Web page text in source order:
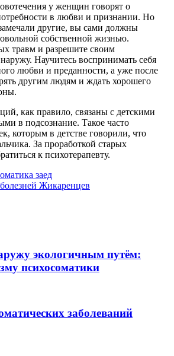
у женщин говорят о
в любви и признании. Но
другие, вы сами должны
собственной жизнью.
травм и разрешите своим
Научитесь воспринимать себя
любви и преданности, а уже после
другим людям и ждать хорошего
как правило, связаны с детскими
в подсознание. Такое часто
которым в детстве говорили, что
За проработкой старых
к психотерапевту.
заед
Жикаренцев
экологичным путём:
психосоматики
заболеваний